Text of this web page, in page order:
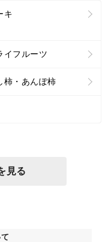
キ
イフルーツ
柿・あんぽ柿
見る